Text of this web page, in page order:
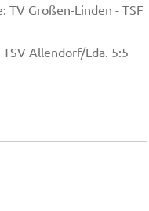
TV Großen-Linden - TSF
Allendorf/Lda. 5:5